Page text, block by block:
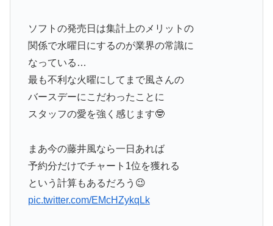
ソフトの発売日は集計上のメリットの
関係で水曜日にするのが業界の常識に
なっている…
最も不利な火曜にしてまで風さんの
バースデーにこだわったことに
スタッフの愛を強く感じます🤓
まあ今の藤井風なら一日あれば
予約分だけでチャート1位を獲れる
という計算もあるだろう😉
pic.twitter.com/EMcHZykqLk